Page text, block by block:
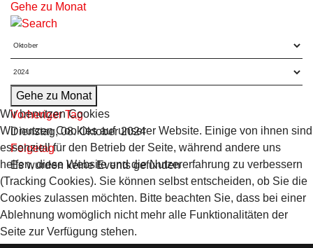
Gehe zu Monat
Gehe zu Monat
Vorheriger Tag
Dienstag, 08. Oktober 2024
Folgetag
Es wurden keine Events gefunden
Wir benutzen Cookies
Wir nutzen Cookies auf unserer Website. Einige von ihnen sind
essenziell für den Betrieb der Seite, während andere uns
helfen, diese Website und die Nutzererfahrung zu verbessern
(Tracking Cookies). Sie können selbst entscheiden, ob Sie die
Cookies zulassen möchten. Bitte beachten Sie, dass bei einer
Ablehnung womöglich nicht mehr alle Funktionalitäten der
Seite zur Verfügung stehen.